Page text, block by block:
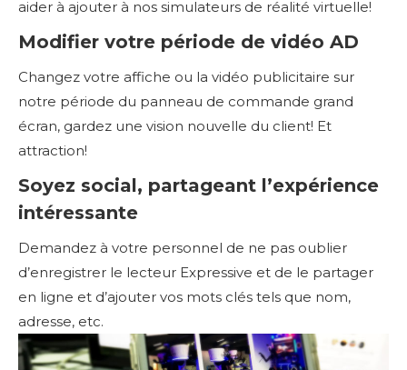
aider à ajouter à nos simulateurs de réalité virtuelle!
Modifier votre période de vidéo AD
Changez votre affiche ou la vidéo publicitaire sur
notre période du panneau de commande grand
écran, gardez une vision nouvelle du client! Et
attraction!
Soyez social, partageant l’expérience
intéressante
Demandez à votre personnel de ne pas oublier
d’enregistrer le lecteur Expressive et de le partager
en ligne et d’ajouter vos mots clés tels que nom,
adresse, etc.